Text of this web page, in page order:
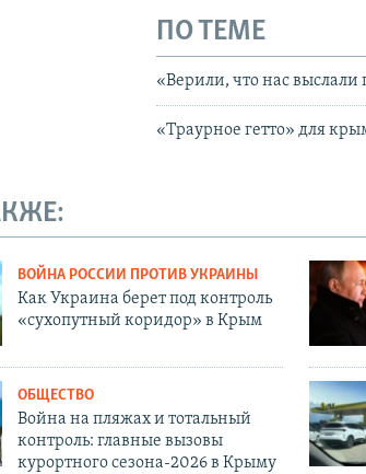
ПО ТЕМЕ
«Верили, что нас выслали
«Траурное гетто» для
ВОЙНА РОССИИ ПРОТИВ УКРАИНЫ
Как Украина берет под контроль
«сухопутный коридор» в Крым
ОБЩЕСТВО
Война на пляжах и тотальный
контроль: главные вызовы
курортного сезона-2026 в Крыму